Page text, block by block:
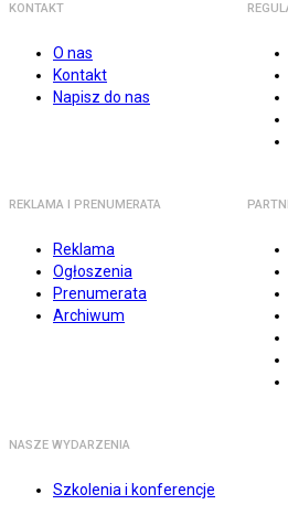
KONTAKT
O nas
Kontakt
Napisz do nas
REKLAMA I PRENUMERATA
Reklama
Ogłoszenia
Prenumerata
Archiwum
NASZE WYDARZENIA
Szkolenia i konferencje